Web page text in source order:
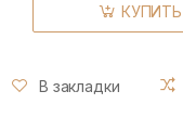
КУПИТЬ
В закладки